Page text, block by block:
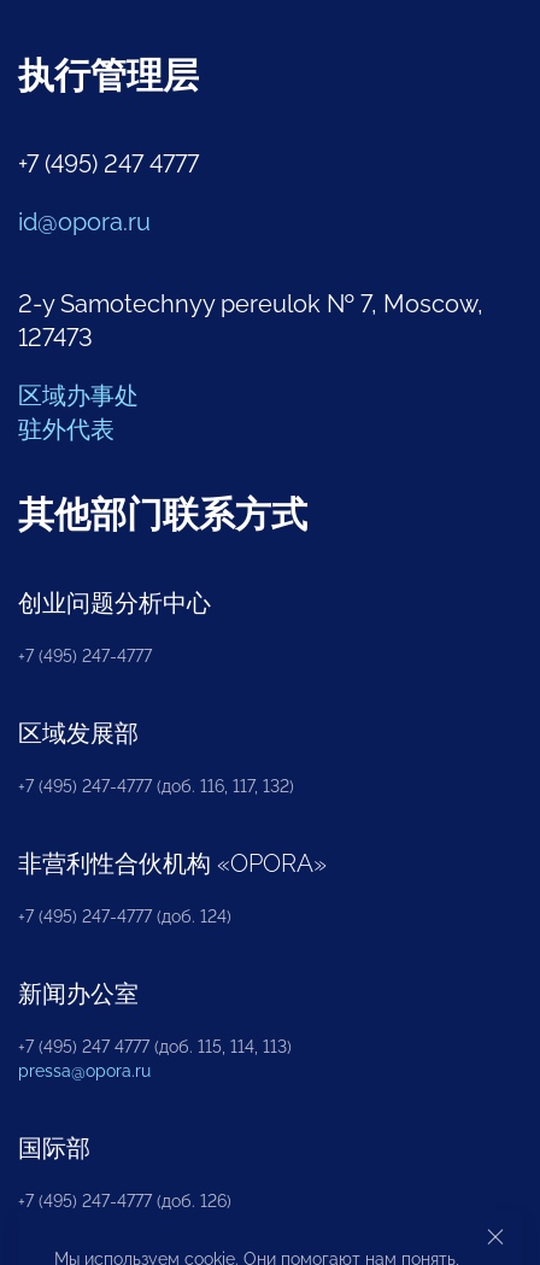
执行管理层
+7 (495) 247 4777
id@opora.ru
2-y Samotechnyy pereulok № 7, Moscow,
127473
区域办事处
驻外代表
其他部门联系方式
创业问题分析中心
+7 (495) 247-4777
区域发展部
+7 (495) 247-4777 (доб. 116, 117, 132)
非营利性合伙机构 «OPORA»
+7 (495) 247-4777 (доб. 124)
新闻办公室
+7 (495) 247 4777 (доб. 115, 114, 113)
pressa@opora.ru
国际部
+7 (495) 247-4777 (доб. 126)
Мы используем cookie. Они помогают нам понять,